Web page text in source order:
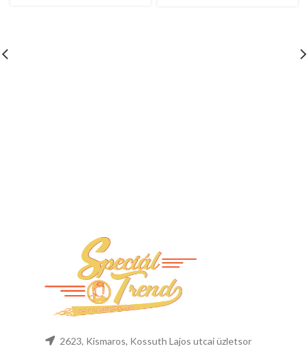
2623, Kismaros, Kossuth Lajos utcai üzletsor